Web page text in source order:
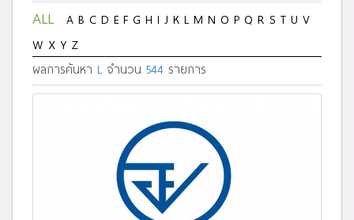
ALL A B C D E F G H I J K L M N O P Q R S T U V
W X Y Z
ผลการค้นหา L จำนวน 544 รายการ